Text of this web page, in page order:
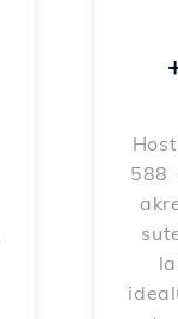
588